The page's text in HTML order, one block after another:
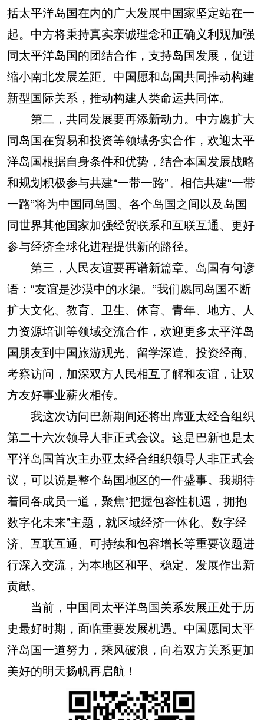
括太平洋岛国在内的广大发展中国家坚定站在一
起。中方将秉持真实亲诚理念和正确义利观加强
同太平洋岛国的团结合作，支持岛国发展，促进
缩小南北发展差距。中国愿和岛国共同推动构建
新型国际关系，推动构建人类命运共同体。
第二，共同发展要再添新动力。中方愿扩大
同岛国在贸易和投资等领域务实合作，欢迎太平
洋岛国根据自身条件和优势，结合本国发展战略
和规划积极参与共建“一带一路”。相信共建“一带
一路”将为中国同岛国、各个岛国之间以及岛国
同世界其他国家加强经贸联系和互联互通、更好
参与经济全球化进程提供新的路径。
第三，人民友谊要再谱新篇章。岛国有句谚
语：“友谊是沙漠中的水渠。”我们愿同岛国不断
扩大文化、教育、卫生、体育、青年、地方、人
力资源培训等领域交流合作，欢迎更多太平洋岛
国朋友到中国旅游观光、留学深造、投资经商、
考察访问，加深双方人民相互了解和友谊，让双
方友好事业薪火相传。
我这次访问巴新期间还将出席亚太经合组织
第二十六次领导人非正式会议。这是巴新也是太
平洋岛国首次主办亚太经合组织领导人非正式会
议，可以说是整个岛国地区的一件盛事。我期待
着同各成员一道，聚焦“把握包容性机遇，拥抱
数字化未来”主题，就区域经济一体化、数字经
济、互联互通、可持续和包容增长等重要议题进
行深入交流，为本地区和平、稳定、发展作出新
贡献。
当前，中国同太平洋岛国关系发展正处于历
史最好时期，面临重要发展机遇。中国愿同太平
洋岛国一道努力，乘风破浪，向着双方关系更加
美好的明天扬帆再启航！